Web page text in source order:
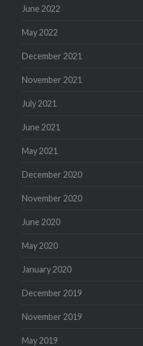
June 2022
May 2022
December 2021
November 2021
July 2021
June 2021
May 2021
December 2020
November 2020
June 2020
May 2020
January 2020
December 2019
November 2019
May 2019